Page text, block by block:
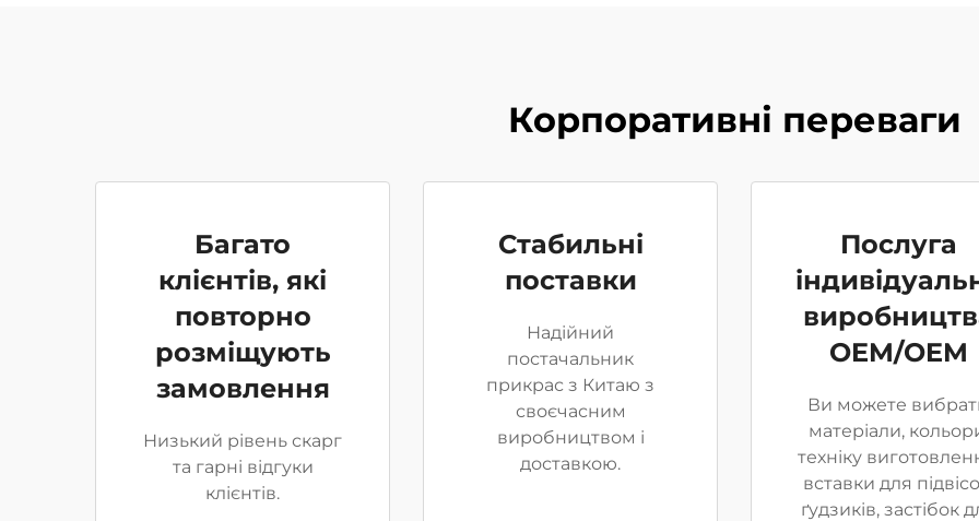
Корпоративні переваги
Багато
клієнтів, які
повторно
розміщують
замовлення
Низький рівень скарг
та гарні відгуки
клієнтів.
Стабильні
поставки
Надійний
постачальник
прикрас з Китаю з
своєчасним
виробництвом і
доставкою.
Послуга
OEM/OEM
Ви можете
матеріали,
техніку
вставки для
ґудзиків, застібок